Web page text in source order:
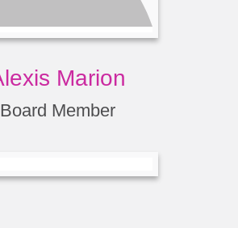
Marion
Board Member